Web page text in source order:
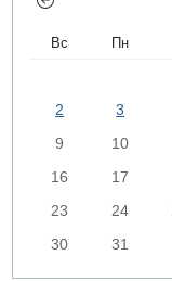
Вс Пн
2
3
9
10
16
17
23
24
30
31